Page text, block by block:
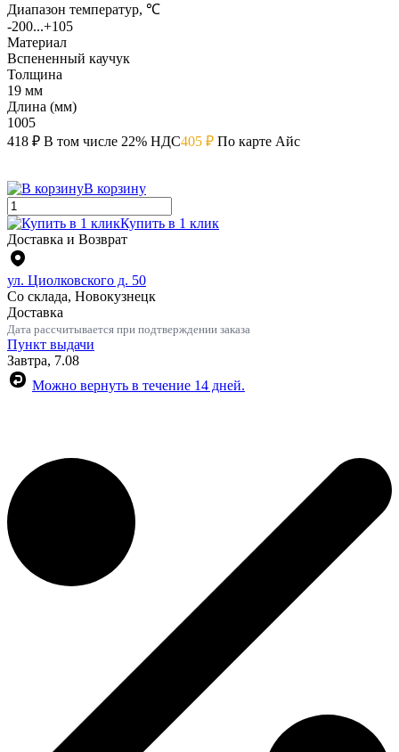
Диапазон температур, ℃
-200...+105
Материал
Вспененный каучук
Толщина
19 мм
Длина (мм)
1005
418 ₽ В том числе 22% НДС405 ₽ По карте Айс
В корзину
Купить в 1 клик
Доставка и Возврат
ул. Циолковского д. 50
Со склада, Новокузнецк
Доставка
Дата рассчитывается при подтверждении заказа
Пункт выдачи
Завтра, 7.08
Можно вернуть в течение 14 дней.